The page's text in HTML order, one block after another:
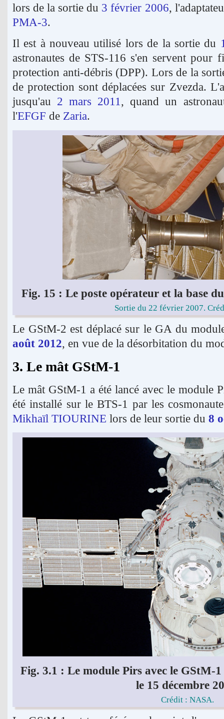
lors de la sortie du 3 février 2006,
PMA-3.
Il est à nouveau utilisé lors de la sortie du
astronautes de STS-116 s'en servent pour
protection anti-débris (DPP). Lors de la
de protection sont déplacées sur Zvezda.
jusqu'au 2 mars 2011 , quand un
l'EFGF de Zaria.
Fig. 15 : Le poste opérateur et la base
Sortie du 22 février 2007.
Le GStM-2 est déplacé sur le GA du
août 2012, en vue de la désorbitation du
3. Le mât GStM-1
Le mât GStM-1 a été lancé avec le module
été installé sur le BTS-1 par les
Mikhaïl TIOURINE lors de leur sortie du 8
Fig. 3.1 : Le module Pirs avec le GStM-
le 15 décembre
Crédit : NASA.